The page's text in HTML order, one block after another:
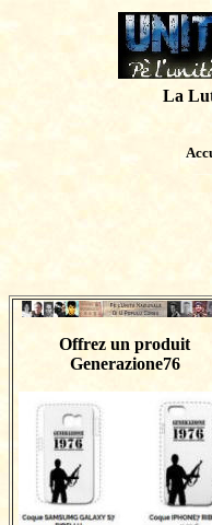
La
Offrez un produit
Generazione76